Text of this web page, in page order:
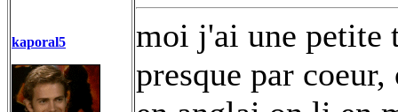
kaporal5
moi j'ai une petite
presque par